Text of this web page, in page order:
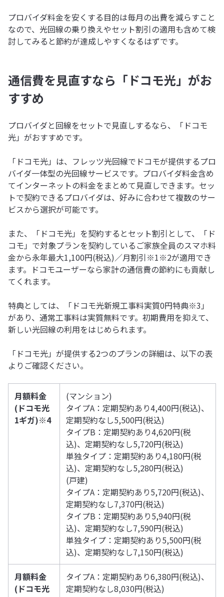
プロバイダ料金を安くする目的は毎月の出費を減らすこと
なので、光回線の乗り換えやセット割引の適用も含めて検
討してみると節約が達成しやすくなるはずです。
通信費を見直すなら「ドコモ光」がお
すすめ
プロバイダと回線をセットで見直しするなら、「ドコモ
光」がおすすめです。
「ドコモ光」は、フレッツ光回線でドコモが提供するプロ
バイダ一体型の光回線サービスです。プロバイダ料金含め
てインターネットの料金をまとめて見直しできます。セッ
トで契約できるプロバイダは、好みに合わせて複数のサー
ビスから選択が可能です。
また、「ドコモ光」を契約するとセット割引として、「ド
コモ」で対象プランを契約しているご家族全員のスマホ料
金から永年最大1,100円(税込)／月割引※1※2が適用でき
ます。ドコモユーザーなら家計の通信費の節約にも貢献し
てくれます。
特典としては、「ドコモ光新規工事料実質0円特典※3」
があり、通常工事料は実質無料です。初期費用を抑えて、
新しい光回線の利用をはじめられます。
「ドコモ光」が提供する2つのプランの詳細は、以下の表
よりご確認ください。
月額料金
(ドコモ光
1ギガ)※4
(マンション)
タイプA：定期契約あり4,400円(税込)、
定期契約なし5,500円(税込)
タイプB：定期契約あり4,620円(税
込)、定期契約なし5,720円(税込)
単独タイプ：定期契約あり4,180円(税
込)、定期契約なし5,280円(税込)
(戸建)
タイプA：定期契約あり5,720円(税込)、
定期契約なし7,370円(税込)
タイプB：定期契約あり5,940円(税
込)、定期契約なし7,590円(税込)
単独タイプ：定期契約あり5,500円(税
込)、定期契約なし7,150円(税込)
月額料金
(ドコモ光
タイプA：定期契約あり6,380円(税込)、
定期契約なし8,030円(税込)